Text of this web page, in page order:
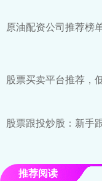
原油配资公司推荐榜
股票买卖平台推荐，
股票跟投炒股：新手
推荐阅读